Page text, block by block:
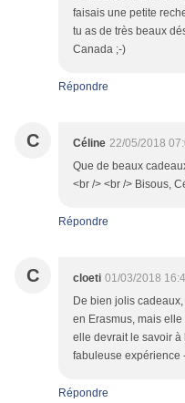
faisais une petite
tu as de très beaux
Canada ;-)
Répondre
C Céline 22/05/2018
Que de beaux
<br /> <br /> Bisous,
Répondre
C cloeti 01/03/2018
De bien jolis
en Erasmus, mais
elle devrait le savoir à
fabuleuse expérience
Répondre